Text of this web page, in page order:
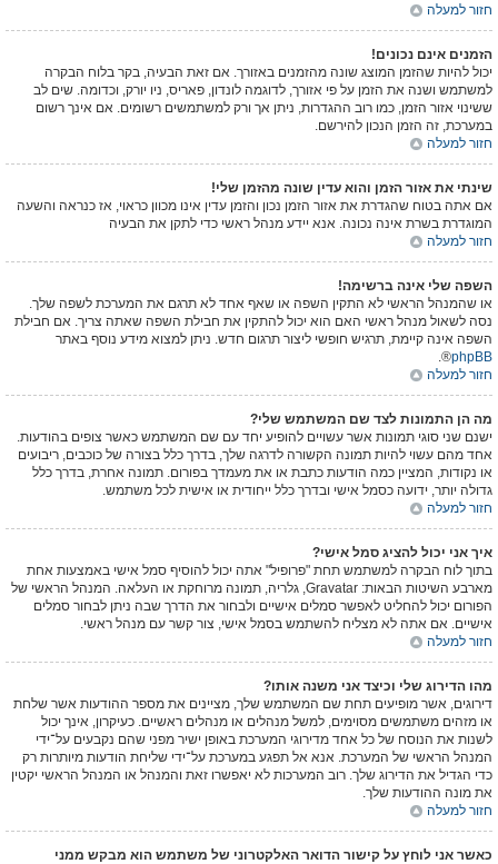
חזור למעלה
הזמנים אינם נכונים!
יכול להיות שהזמן המוצג שונה מהזמנים באזורך. אם זאת הבעיה, בקר בלוח הבקרה
למשתמש ושנה את הזמן על פי אזורך, לדוגמה לונדון, פאריס, ניו יורק, וכדומה. שים לב
ששינוי אזור הזמן, כמו רוב ההגדרות, ניתן אך ורק למשתמשים רשומים. אם אינך רשום
במערכת, זה הזמן הנכון להירשם.
חזור למעלה
שינתי את אזור הזמן והוא עדין שונה מהזמן שלי!
אם אתה בטוח שהגדרת את אזור הזמן נכון והזמן עדין אינו מכוון כראוי, אז כנראה והשעה
המוגדרת בשרת אינה נכונה. אנא יידע מנהל ראשי כדי לתקן את הבעיה
חזור למעלה
השפה שלי אינה ברשימה!
או שהמנהל הראשי לא התקין השפה או שאף אחד לא תרגם את המערכת לשפה שלך.
נסה לשאול מנהל ראשי האם הוא יכול להתקין את חבילת השפה שאתה צריך. אם חבילת
השפה אינה קיימת, תרגיש חופשי ליצור תרגום חדש. ניתן למצוא מידע נוסף באתר
phpBB
®.
חזור למעלה
מה הן התמונות לצד שם המשתמש שלי?
ישנם שני סוגי תמונות אשר עשויים להופיע יחד עם שם המשתמש כאשר צופים בהודעות.
אחד מהם עשוי להיות תמונה הקשורה לדרגה שלך, בדרך כלל בצורה של כוכבים, ריבועים
או נקודות, המציין כמה הודעות כתבת או את מעמדך בפורום. תמונה אחרת, בדרך כלל
גדולה יותר, ידועה כסמל אישי ובדרך כלל ייחודית או אישית לכל משתמש.
חזור למעלה
איך אני יכול להציג סמל אישי?
בתוך לוח הבקרה למשתמש תחת "פרופיל" אתה יכול להוסיף סמל אישי באמצעות אחת
מארבע השיטות הבאות: Gravatar, גלריה, תמונה מרוחקת או העלאה. המנהל הראשי של
הפורום יכול להחליט לאפשר סמלים אישיים ולבחור את הדרך שבה ניתן לבחור סמלים
אישיים. אם אתה לא מצליח להשתמש בסמל אישי, צור קשר עם מנהל ראשי.
חזור למעלה
מהו הדירוג שלי וכיצד אני משנה אותו?
דירוגים, אשר מופיעים תחת שם המשתמש שלך, מציינים את מספר ההודעות אשר שלחת
או מזהים משתמשים מסוימים, למשל מנהלים או מנהלים ראשיים. כעיקרון, אינך יכול
לשנות את הנוסח של כל אחד מדירוגי המערכת באופן ישיר מפני שהם נקבעים על־ידי
המנהל הראשי של המערכת. אנא אל תפגע במערכת על־ידי שליחת הודעות מיותרות רק
כדי הגדיל את הדירוג שלך. רוב המערכות לא יאפשרו זאת והמנהל או המנהל הראשי יקטין
את מונה ההודעות שלך.
חזור למעלה
כאשר אני לוחץ על קישור הדואר האלקטרוני של משתמש הוא מבקש ממני